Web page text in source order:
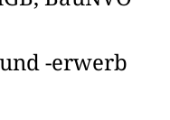
-erwerb